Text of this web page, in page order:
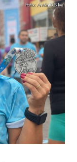
Foto: Antônio Silva